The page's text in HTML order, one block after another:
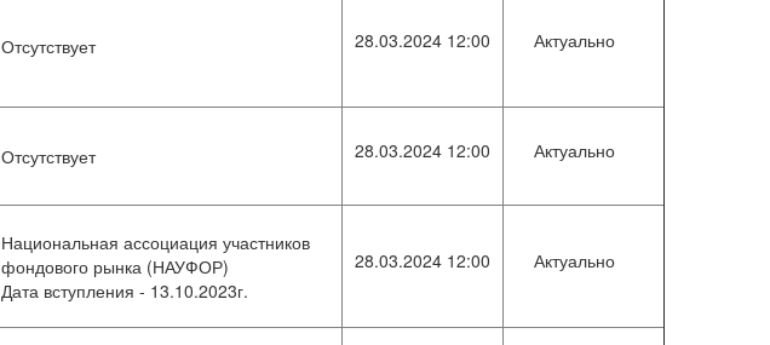
Отсутствует 28.03.2024 12:00 Актуально
Отсутствует 28.03.2024 12:00 Актуально
Национальная ассоциация участников
фондового рынка (НАУФОР)
Дата вступления - 13.10.2023г.
28.03.2024 12:00 Актуально